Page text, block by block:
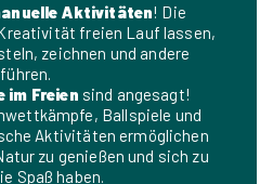
Aktivitäten! Die
freien Lauf lassen,
zeichnen und andere
im Freien sind angesagt!
Ballspiele und
Aktivitäten ermöglichen
zu genießen und sich zu
Spaß haben.